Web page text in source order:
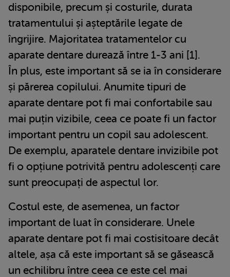
disponibile, precum și costurile, durata
tratamentului și așteptările legate de
îngrijire. Majoritatea tratamentelor cu
aparate dentare durează între 1-3 ani [1].
În plus, este important să se ia în considerare
și părerea copilului. Anumite tipuri de
aparate dentare pot fi mai confortabile sau
mai puțin vizibile, ceea ce poate fi un factor
important pentru un copil sau adolescent.
De exemplu, aparatele dentare invizibile pot
fi o opțiune potrivită pentru adolescenți care
sunt preocupați de aspectul lor.
Costul este, de asemenea, un factor
important de luat în considerare. Unele
aparate dentare pot fi mai costisitoare decât
altele, așa că este important să se găsească
un echilibru între ceea ce este cel mai